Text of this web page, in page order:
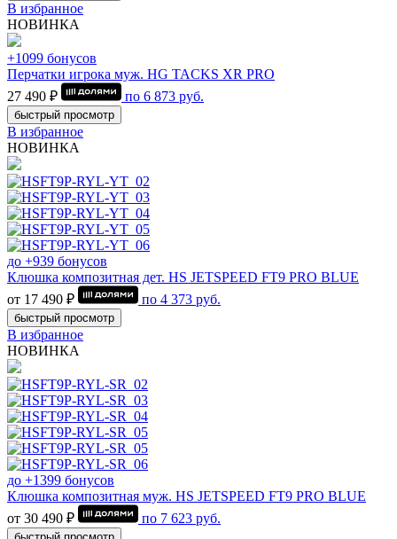
В избранное
НОВИНКА
+1099 бонусов
Перчатки игрока муж. HG TACKS XR PRO
27 490 ₽
по 6 873 руб.
быстрый просмотр
В избранное
НОВИНКА
до +939 бонусов
Клюшка композитная дет. HS JETSPEED FT9 PRO BLUE
от 17 490 ₽
по 4 373 руб.
быстрый просмотр
В избранное
НОВИНКА
до +1399 бонусов
Клюшка композитная муж. HS JETSPEED FT9 PRO BLUE
от 30 490 ₽
по 7 623 руб.